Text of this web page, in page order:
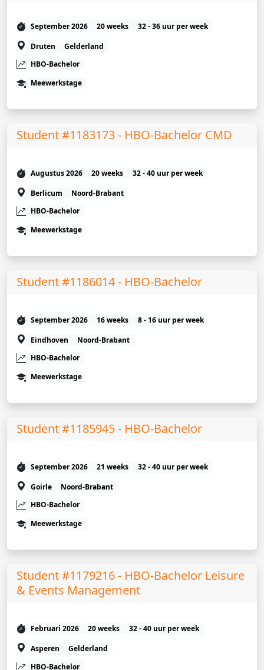
September 2026 20 weeks
32 - 36 uur per week
Druten
Gelderland
HBO-Bachelor
Meewerkstage
Student #1183173 - HBO-Bachelor CMD
Augustus 2026 20 weeks
32 - 40 uur per week
Berlicum
Noord-Brabant
HBO-Bachelor
Meewerkstage
Student #1186014 - HBO-Bachelor
September 2026 16 weeks
8 - 16 uur per week
Eindhoven
Noord-Brabant
HBO-Bachelor
Meewerkstage
Student #1185945 - HBO-Bachelor
September 2026 21 weeks
32 - 40 uur per week
Goirle
Noord-Brabant
HBO-Bachelor
Meewerkstage
Student #1179216 - HBO-Bachelor Leisure
& Events Management
Februari 2026 20 weeks
32 - 40 uur per week
Asperen
Gelderland
HBO-Bachelor